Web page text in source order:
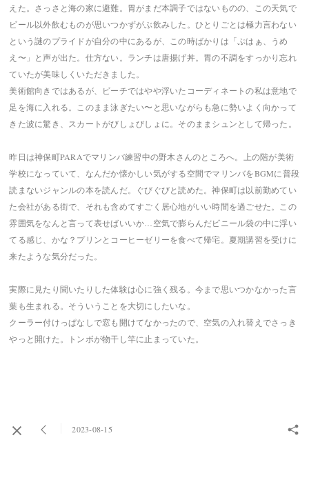
えた。さっさと海の家に避難。胃がまだ本調子ではないものの、この天気で
ビール以外飲むものが思いつかずがぶ飲みした。ひとりごとは極力言わない
という謎のプライドが自分の中にあるが、この時ばかりは「ぷはぁ、うめ
え〜」と声が出た。仕方ない。ランチは唐揚げ丼。胃の不調をすっかり忘れ
ていたが美味しくいただきました。
美術館向きではあるが、ビーチではやや浮いたコーディネートの私は意地で
足を海に入れる。このまま泳ぎたい〜と思いながらも急に勢いよく向かって
きた波に驚き、スカートがびしょびしょに。そのままシュンとして帰った。
昨日は神保町PARAでマリンバ練習中の野木さんのところへ。上の階が美術
学校になっていて、なんだか懐かしい気がする空間でマリンバをBGMに普段
読まないジャンルの本を読んだ。ぐびぐびと読めた。神保町は以前勤めてい
た会社がある街で、それも含めてすごく居心地がいい時間を過ごせた。この
雰囲気をなんと言って表せばいいか…空気で膨らんだビニール袋の中に浮い
てる感じ、かな？プリンとコーヒーゼリーを食べて帰宅。夏期講習を受けに
来たような気分だった。
実際に見たり聞いたりした体験は心に強く残る。今まで思いつかなかった言
葉も生まれる。そういうことを大切にしたいな。
クーラー付けっぱなしで窓も開けてなかったので、空気の入れ替えでさっき
やっと開けた。トンボが物干し竿に止まっていた。
2023-08-15